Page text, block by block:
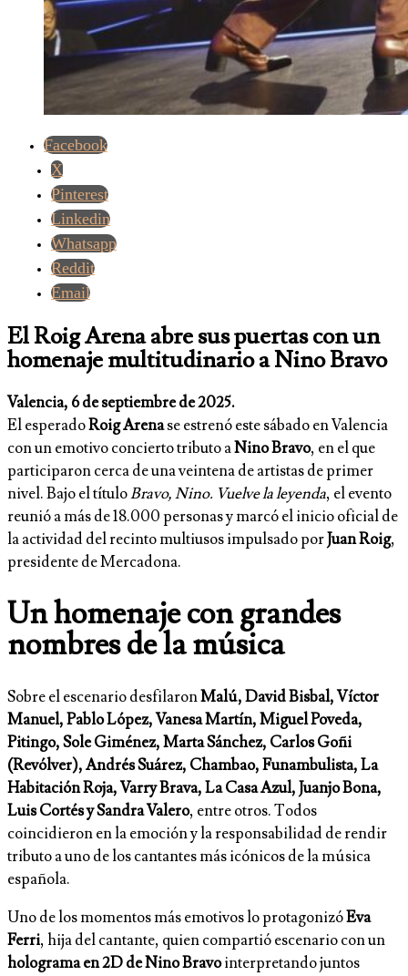
Facebook
X
Pinterest
Linkedin
Whatsapp
Reddit
Email
El Roig Arena abre sus puertas con un
homenaje multitudinario a Nino Bravo
Valencia, 6 de septiembre de 2025.
El esperadoRoig Arenase estrenó este sábado en Valencia
con un emotivo concierto tributo aNino Bravo, en el que
participaron cerca de una veintena de artistas de primer
nivel. Bajo el títuloBravo, Nino. Vuelve la leyenda, el evento
reunió a más de 18.000 personas y marcó el inicio oficial de
la actividad del recinto multiusos impulsado porJuan Roig,
presidente de Mercadona.
Un homenaje con grandes
nombres de la música
Sobre el escenario desfilaronMalú, David Bisbal, Víctor
Manuel, Pablo López, Vanesa Martín, Miguel Poveda,
Pitingo, Sole Giménez, Marta Sánchez, Carlos Goñi
(Revólver), Andrés Suárez, Chambao, Funambulista, La
Habitación Roja, Varry Brava, La Casa Azul, Juanjo Bona,
Luis Cortés y Sandra Valero, entre otros. Todos
coincidieron en la emoción y la responsabilidad de rendir
tributo a uno de los cantantes más icónicos de la música
española.
Uno de los momentos más emotivos lo protagonizóEva
Ferri, hija del cantante, quien compartió escenario con un
holograma en 2D de Nino Bravointerpretando juntos